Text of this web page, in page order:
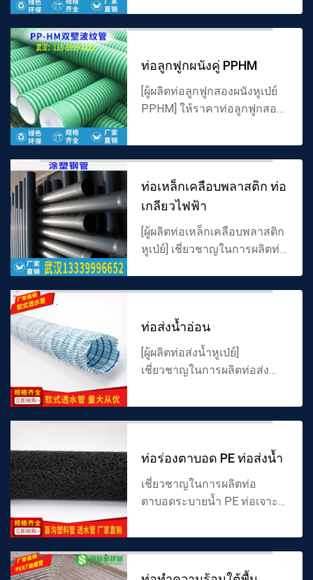
ชนิดซัพพลายเออร์ท่อเหล็ก
อาบสังกะสีคุณภาพสูงของจีน
ท่อลูกฟูกผนังคู่ PPHM
[ผู้ผลิตท่อลูกฟูกสองผนังหูเป่ย์
PPHM] ให้ราคาท่อลูกฟูกสอง
พารามิเตอร์วัสดุโรงงานท่อ pe
จีนขายตรงคุณภาพที่เชื่อถือได้
สนับสนุนการปรับแ...
ท่อเหล็กเคลือบพลาสติก ท่อ
เกลียวไฟฟ้า
[ผู้ผลิตท่อเหล็กเคลือบพลาสติก
หูเป่ย์] เชี่ยวชาญในการผลิตท่อ
เคเบิล ผู้ผลิตคุณภาพสูงของจ...
ท่อส่งน้ำอ่อน
[ผู้ผลิตท่อส่งน้ำหูเป่ย์]
เชี่ยวชาญในการผลิตท่อส่งน้ำ
จำเพาะของท่อระบายน้ำแบบ
ตาบอด ผู้ผลิตคุณภาพสูงของ
ที่ยอดเยี...
ท่อร่องตาบอด PE ท่อส่งน้ำ
เชี่ยวชาญในการผลิตท่อ
ตาบอดระบายน้ำ PE ท่อเจาะ
ตาบอดพลาสติกและผลิตภัณฑ์
อื่น ๆ ท่อ PE จีนโรงงานขาย
ตรงทนต่ออุณหภูมิสูงและทน